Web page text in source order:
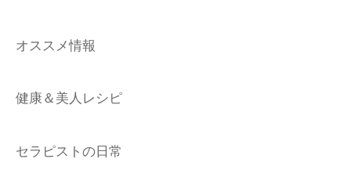
オススメ情報
健康＆美人レシピ
セラピストの日常